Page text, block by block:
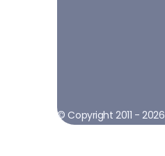
© Copyright 2011 - 2026